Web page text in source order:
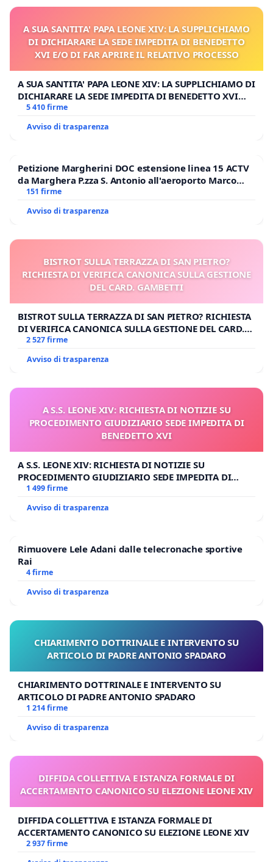
A SUA SANTITA' PAPA LEONE XIV: LA SUPPLICHIAMO
DI DICHIARARE LA SEDE IMPEDITA DI BENEDETTO
XVI E/O DI FAR APRIRE IL RELATIVO PROCESSO
A SUA SANTITA' PAPA LEONE XIV: LA SUPPLICHIAMO DI
DICHIARARE LA SEDE IMPEDITA DI BENEDETTO XVI
E/O DI FAR APRIRE IL RELATIVO PROCESSO
5 410 firme
Avviso di trasparenza
Petizione Margherini DOC estensione linea 15 ACTV
da Marghera P.zza S. Antonio all'aeroporto Marco
Polo tariffa a € 1,50
151 firme
Avviso di trasparenza
BISTROT SULLA TERRAZZA DI SAN PIETRO?
RICHIESTA DI VERIFICA CANONICA SULLA GESTIONE
DEL CARD. GAMBETTI
BISTROT SULLA TERRAZZA DI SAN PIETRO? RICHIESTA
DI VERIFICA CANONICA SULLA GESTIONE DEL CARD.
GAMBETTI
2 527 firme
Avviso di trasparenza
A S.S. LEONE XIV: RICHIESTA DI NOTIZIE SU
PROCEDIMENTO GIUDIZIARIO SEDE IMPEDITA DI
BENEDETTO XVI
A S.S. LEONE XIV: RICHIESTA DI NOTIZIE SU
PROCEDIMENTO GIUDIZIARIO SEDE IMPEDITA DI
BENEDETTO XVI
1 499 firme
Avviso di trasparenza
Rimuovere Lele Adani dalle telecronache sportive
Rai
4 firme
Avviso di trasparenza
CHIARIMENTO DOTTRINALE E INTERVENTO SU
ARTICOLO DI PADRE ANTONIO SPADARO
CHIARIMENTO DOTTRINALE E INTERVENTO SU
ARTICOLO DI PADRE ANTONIO SPADARO
1 214 firme
Avviso di trasparenza
DIFFIDA COLLETTIVA E ISTANZA FORMALE DI
ACCERTAMENTO CANONICO SU ELEZIONE LEONE XIV
DIFFIDA COLLETTIVA E ISTANZA FORMALE DI
ACCERTAMENTO CANONICO SU ELEZIONE LEONE XIV
2 937 firme